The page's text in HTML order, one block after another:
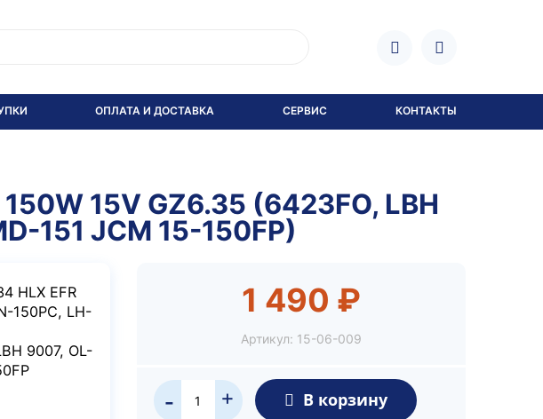
ОПЛАТА И ДОСТАВКА СЕРВИС КОНТАКТЫ
15V GZ6.35 (6423FO, LBH
151 JCM 15-150FP)
HLX EFR
150PC, LH-
9007, OL-
1 490 ₽
Артикул: 15-06-009
- + В корзину